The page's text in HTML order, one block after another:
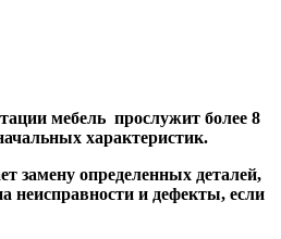
мебель прослужит более 8
характеристик.
замену определенных деталей,
неисправности и дефекты, если